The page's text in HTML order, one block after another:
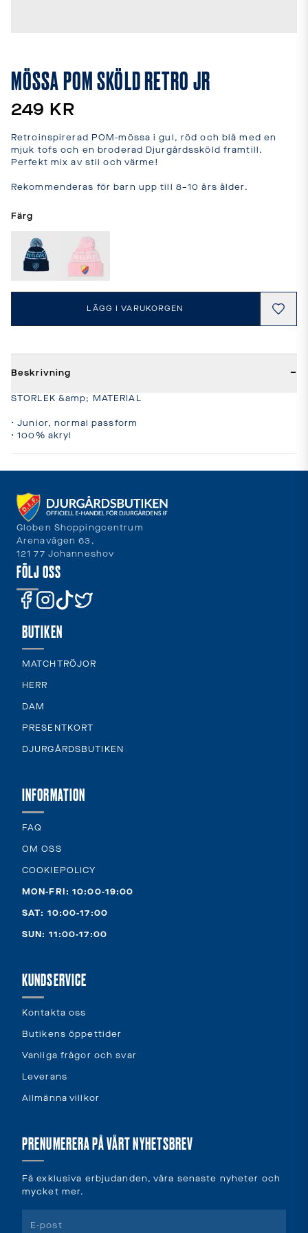
LEVERANS
Laddar...
MÖSSA POM SKÖLD RETRO JR
249 KR
Retroinspirerad POM-mössa i gul, röd och blå med en
mjuk tofs och en broderad Djurgårdssköld framtill.
Perfekt mix av stil och värme!
Rekommenderas för barn upp till 8–10 års ålder.
Färg
LÄGG I VARUKORGEN
Beskrivning −
STORLEK &amp; MATERIAL
• Junior, normal passform
• 100% akryl
Globen Shoppingcentrum
Arenavägen 63,
121 77 Johanneshov
FÖLJ OSS
BUTIKEN
MATCHTRÖJOR
HERR
DAM
PRESENTKORT
DJURGÅRDSBUTIKEN
INFORMATION
FAQ
OM OSS
COOKIEPOLICY
MON-FRI: 10:00-19:00
SAT: 10:00-17:00
SUN: 11:00-17:00
KUNDSERVICE
Kontakta oss
Butikens öppettider
Vanliga frågor och svar
Leverans
Allmänna villkor
PRENUMERERA PÅ VÅRT NYHETSBREV
Få exklusiva erbjudanden, våra senaste nyheter och
mycket mer.